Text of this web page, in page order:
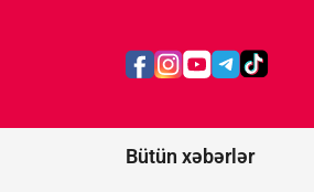
Bütün xəbərlər
lazer
alacaq